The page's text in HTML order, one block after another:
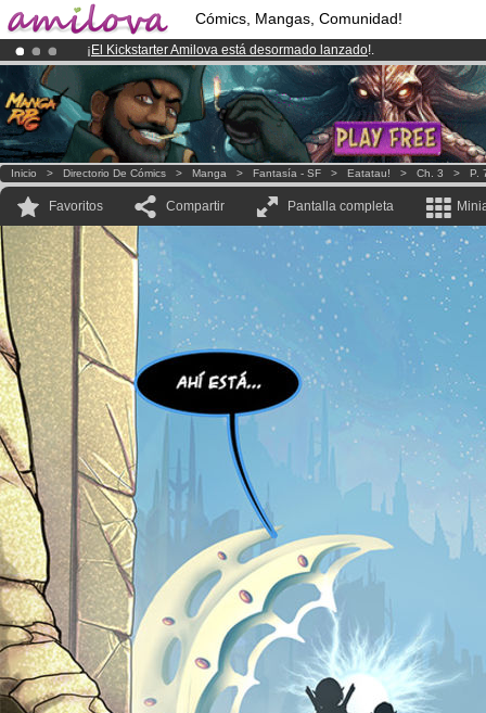
Cómics, Mangas, Comunidad!
¡ El Kickstarter Amilova está desormado lanzado!.
¡Conviertete en Premium por3.95 eurosal mes!Hazte Premium ya
¡Ya tenemos 134393miembrosy 1208 Cómics y Mangas!.
Inicio > Directorio De Cómics > Manga > Fantasía - SF > Eatatau! > Ch. 3 > P.
Favoritos Compartir Pantalla completa